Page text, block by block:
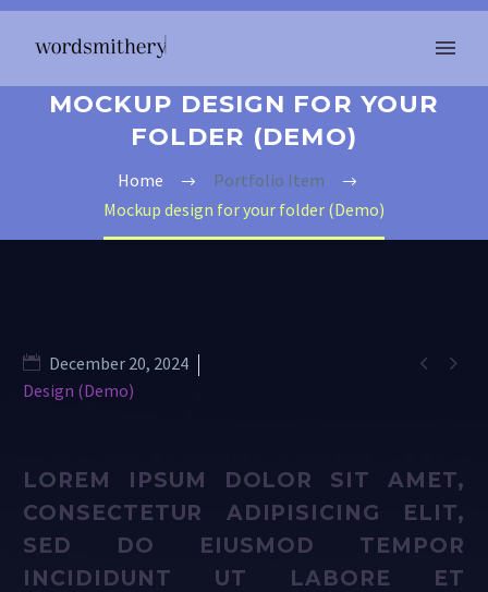
MOCKUP DESIGN FOR YOUR
FOLDER (DEMO)
Home
Portfolio Item
Mockup design for your folder (Demo)
 
December 20, 2024
Design (Demo)
LOREM IPSUM DOLOR SIT AMET,
CONSECTETUR ADIPISICING ELIT,
SED DO EIUSMOD TEMPOR
INCIDIDUNT UT LABORE ET